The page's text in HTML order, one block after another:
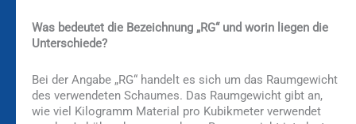
Was bedeutet die Bezeichnung „RG“ und worin liegen die
Unterschiede?
Bei der Angabe „RG“ handelt es sich um das Raumgewicht
des verwendeten Schaumes. Das Raumgewicht gibt an,
wie viel Kilogramm Material pro Kubikmeter verwendet